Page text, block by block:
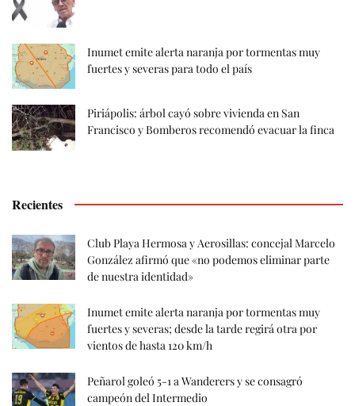
Inumet emite alerta naranja por tormentas muy
fuertes y severas para todo el país
Piriápolis: árbol cayó sobre vivienda en San
Francisco y Bomberos recomendó evacuar la finca
Recientes
Club Playa Hermosa y Aerosillas: concejal Marcelo
González afirmó que «no podemos eliminar parte
de nuestra identidad»
Inumet emite alerta naranja por tormentas muy
fuertes y severas; desde la tarde regirá otra por
vientos de hasta 120 km/h
Peñarol goleó 5-1 a Wanderers y se consagró
campeón del Intermedio